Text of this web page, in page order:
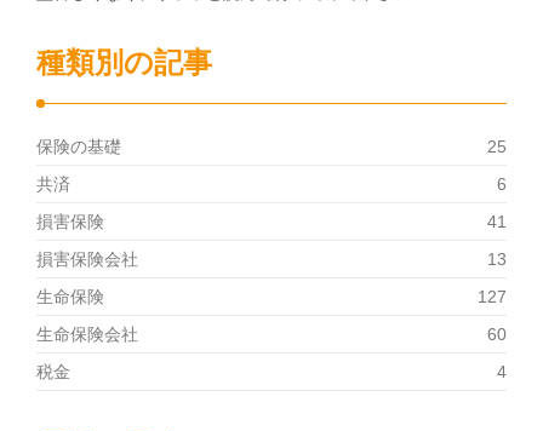
種類別の記事
保険の基礎
25
共済
6
損害保険
41
損害保険会社
13
生命保険
127
生命保険会社
60
税金
4